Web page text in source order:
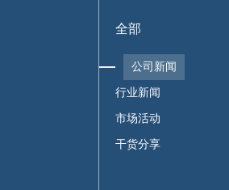
全部
公司新闻
行业新闻
市场活动
干货分享